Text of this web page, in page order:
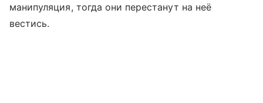
манипуляция, тогда они перестанут на неё
вестись.